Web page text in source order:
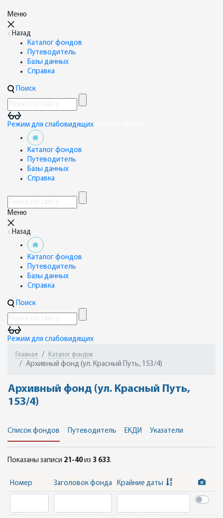
Меню
Назад
Каталог фондов
Путеводитель
Базы данных
Справка
Поиск
Режим для слабовидящих
Каталог фондов
Путеводитель
Базы данных
Справка
Меню
Назад
Каталог фондов
Путеводитель
Базы данных
Справка
Поиск
Режим для слабовидящих
Главная Каталог фондов
Архивный фонд (ул. Красный Путь, 153/4)
Архивный фонд (ул. Красный Путь,
153/4)
Список фондов Путеводитель ЕКДИ Указатели
Показаны записи 21-40из 3 633.
Номер Заголовок фонда Крайние даты